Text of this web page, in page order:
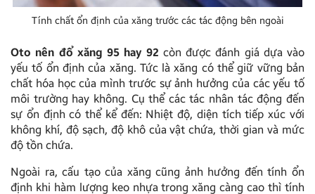
Tính chất ổn định của xăng trước các tác động bên ngoài
Oto nên đổ xăng 95 hay 92 còn được đánh giá dựa vào
yếu tố ổn định của xăng. Tức là xăng có thể giữ vững bản
chất hóa học của mình trước sự ảnh hưởng của các yếu tố
môi trường hay không. Cụ thể các tác nhân tác động đến
sự ổn định có thể kể đến: Nhiệt độ, diện tích tiếp xúc với
không khí, độ sạch, độ khô của vật chứa, thời gian và mức
độ tồn chứa.
Ngoài ra, cấu tạo của xăng cũng ảnh hưởng đến tính ổn
định khi hàm lượng keo nhựa trong xăng càng cao thì tính